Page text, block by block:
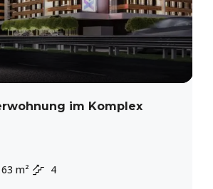
im Komplex
63 m² 4